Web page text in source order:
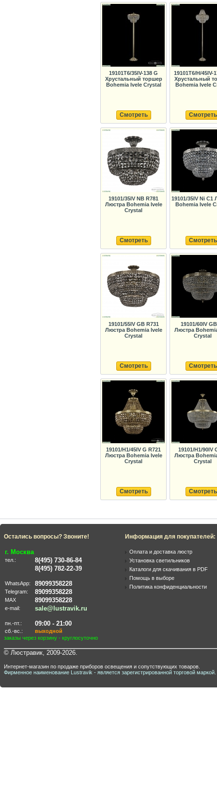
19101T6/35IV-138 G
Хрустальный торшер
Bohemia Ivele Crystal
Смотреть
19101T6/H/45IV-
Хрустальный
Bohemia Ivele
Смотреть
19101/35IV NB R781
Люстра Bohemia Ivele
Crystal
Смотреть
19101/35IV Ni C1
Bohemia Ivele
Смотреть
19101/55IV GB R731
Люстра Bohemia Ivele
Crystal
Смотреть
19101/60IV
Люстра
Crystal
Смотреть
19101/H1/45IV G R721
Люстра Bohemia Ivele
Crystal
Смотреть
19101/H1/90IV
Люстра
Crystal
Смотреть
Остались вопросы? Звоните!
г. Москва
тел.:
8(495) 730-86-84
8(495) 782-22-39
WhatsApp: 89099358228
Telegram: 89099358228
MAX 89099358228
e-mail: sale@lustravik.ru
пн.-пт.: 09:00 - 21:00
сб.-вс.:
выходной
заказы через корзину - круглосуточно
Информация для покупателей:
Оплата и доставка люстр
Установка светильников
Каталоги для скачивания в PDF
Помощь в выборе
Политика конфиденциальности
© Люстравик, 2009-2026.
Интернет-магазин по продаже приборов освещения и сопутствующих товаров.
Фирменное наименование Lustravik - является зарегистрированной торговой